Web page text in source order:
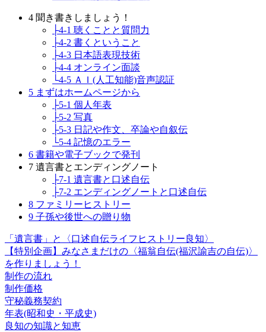
4 聞き書きしましょう！
├4-1 聴くことと質問力
├4-2 書くということ
├4-3 日本語表現技術
├4-4 オンライン面談
└4-5 ＡＩ(人工知能)音声認証
5 まずはホームページから
├5-1 個人年表
├5-2 写真
├5-3 日記や作文、卒論や自叙伝
└5-4 記憶のエラー
6 書籍や電子ブックで発刊
7 遺言書とエンディングノート
├7-1 遺言書と口述自伝
├7-2 エンディングノートと口述自伝
8 ファミリーヒストリー
9 子孫や後世への贈り物
「遺言書」と〈口述自伝ライフヒストリー良知〉
【特別企画】みなさまだけの〈福翁自伝(福沢諭吉の自伝)〉
を作りましょう！
制作の流れ
制作価格
守秘義務契約
年表(昭和史・平成史)
良知の知識と知恵